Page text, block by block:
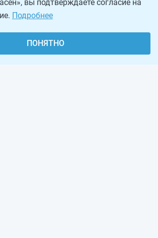
вы подтверждаете согласие на
Подробнее
ПОНЯТНО